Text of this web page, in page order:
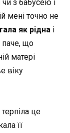
з бабусею і
мені точно не
як рідна і
паче, що
матері
віку
це
її